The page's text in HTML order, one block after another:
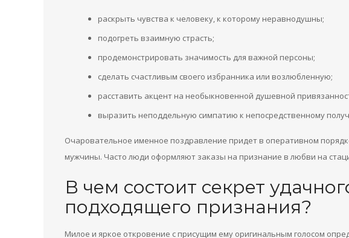
раскрыть чувства к человеку, к которому неравнодушны;
подогреть взаимную страсть;
продемонстрировать значимость для важной персоны;
сделать счастливым своего избранника или возлюбленную;
расставить акцент на необыкновенной душевной
выразить неподдельную симпатию к непосредственному
Очаровательное именное поздравление придет в оперативном
мужчины. Часто люди оформляют заказы на признание в любви на
В чем состоит секрет
подходящего признания?
Милое и яркое откровение с присущим ему оригинальным голосом